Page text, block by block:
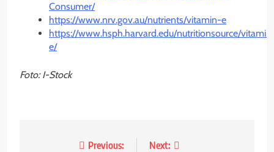
Consumer/
https://www.nrv.gov.au/nutrients/vitamin-e
https://www.hsph.harvard.edu/nutritionsource/
e/
Foto: I-Stock
Previous: Next: